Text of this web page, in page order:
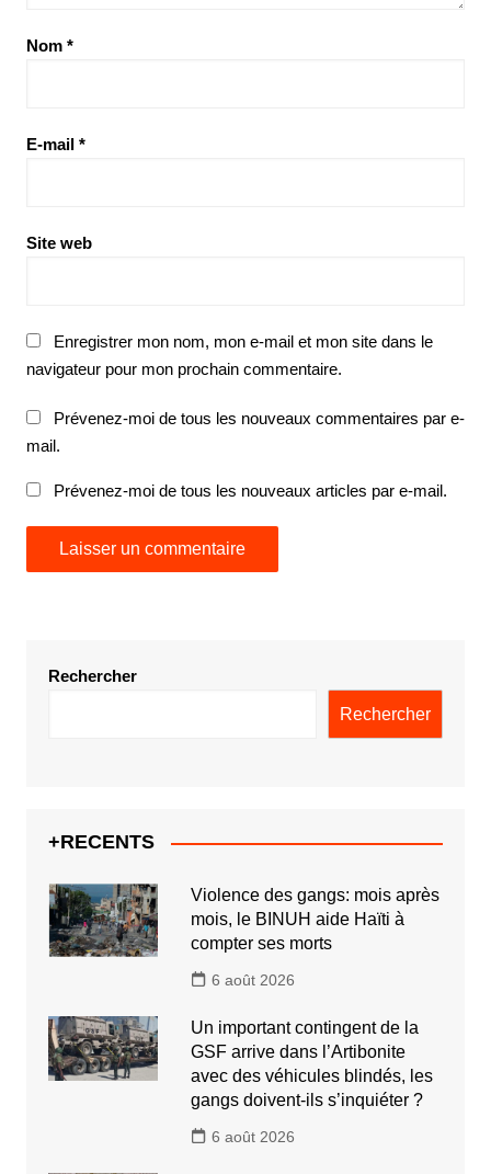
Nom *
E-mail *
Site web
Enregistrer mon nom, mon e-mail et mon site dans le
navigateur pour mon prochain commentaire.
Prévenez-moi de tous les nouveaux commentaires par e-
mail.
Prévenez-moi de tous les nouveaux articles par e-mail.
Rechercher
Rechercher
+RECENTS
Violence des gangs: mois après
mois, le BINUH aide Haïti à
compter ses morts
6 août 2026
Un important contingent de la
GSF arrive dans l’Artibonite
avec des véhicules blindés, les
gangs doivent-ils s’inquiéter ?
6 août 2026